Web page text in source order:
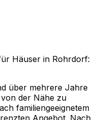
Häuser in Rohrdorf:
über mehrere Jahre
der Nähe zu
familiengeeignetem
Angebot. Nach